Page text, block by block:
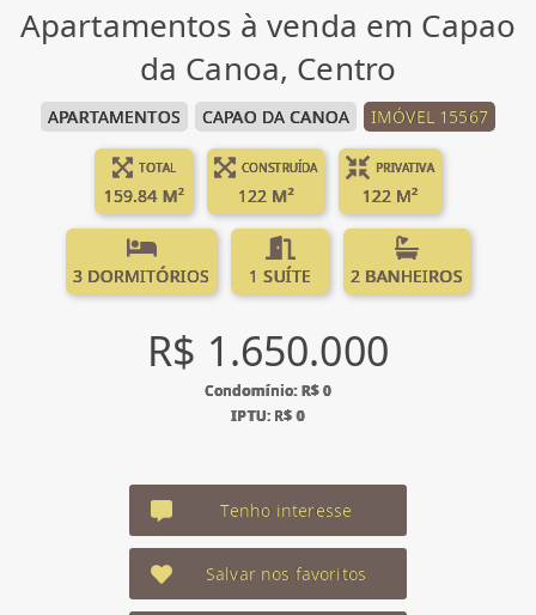
Apartamentos à venda em Capao
da Canoa, Centro
APARTAMENTOS CAPAO DA CANOA IMÓVEL 15567
TOTAL
159.84 M²
CONSTRUÍDA
122 M²
PRIVATIVA
122 M²
3 DORMITÓRIOS 1 SUÍTE 2 BANHEIROS
R$ 1.650.000
Condomínio: R$ 0
IPTU: R$ 0
Tenho interesse
Salvar nos favoritos